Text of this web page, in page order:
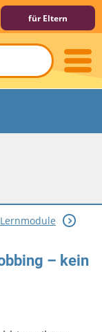
für Eltern
Lernmodule
– kein